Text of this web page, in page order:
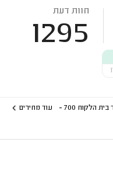
חוות דעת
1295
700 -
עוד מחירים